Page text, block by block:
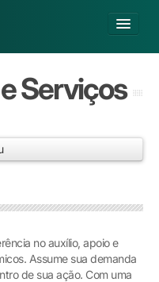
se
Serviços
no auxílio, apoio e
Assume sua demanda
de sua ação. Com uma